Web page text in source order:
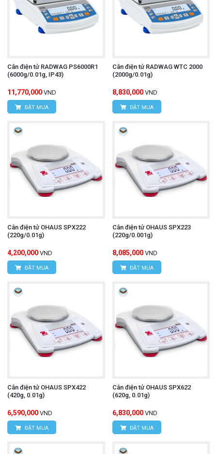
Cân điện tử RADWAG PS6000R1
(6000g/0.01g, IP43)
11,770,000 VND
ĐẶT MUA
Cân điện tử RADWAG WTC 2000
(2000g/0.01g)
8,830,000 VND
ĐẶT MUA
Cân điện tử OHAUS SPX222
(220g/0.01g)
4,200,000 VND
ĐẶT MUA
Cân điện tử OHAUS SPX223
(220g/0.001g)
8,085,000 VND
ĐẶT MUA
Cân điện tử OHAUS SPX422
(420g, 0.01g)
6,590,000 VND
ĐẶT MUA
Cân điện tử OHAUS SPX622
(620g, 0.01g)
6,830,000 VND
ĐẶT MUA